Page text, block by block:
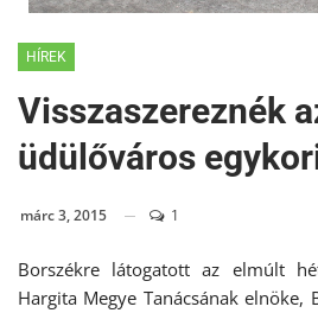
HÍREK
Visszaszereznék
üdülőváros
márc 3, 2015 1
Borszékre látogatott az elmúlt
Hargita Megye Tanácsának